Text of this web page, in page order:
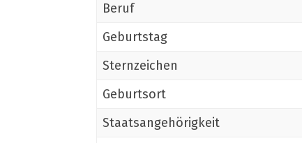
Beruf
Geburtstag
Sternzeichen
Geburtsort
Staatsangehörigkeit